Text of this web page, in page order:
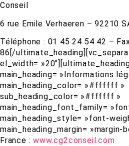
Conseil
6 rue Emile Verhaeren – 92210
Téléphone : 01 45 24 54 42 –
86[/
el_width=
main_heading= »Informations
main_heading_color= »#ffffff »
sub_heading_color= »#ffffff »
main_heading_font_family=
main_heading_style= »font-
main_heading_margin=
France :www.cg2conseil.com